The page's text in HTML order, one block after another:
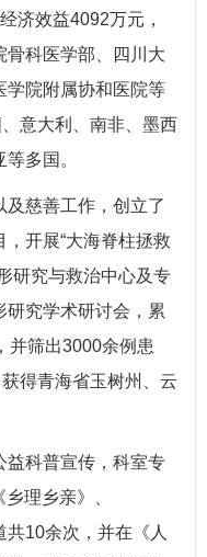
济效益4092万元，
骨科医学部、四川大
学院附属协和医院等
意大利、南非、墨西
多国。
慈善工作，创立了
开展“大海脊柱拯救
研究与救治中心及专
研究学术研讨会，累
并筛出3000余例患
得青海省玉树州、云
科普宣传，科室专
理乡亲》、
10余次，并在《人